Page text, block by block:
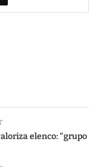
elenco: “grupo